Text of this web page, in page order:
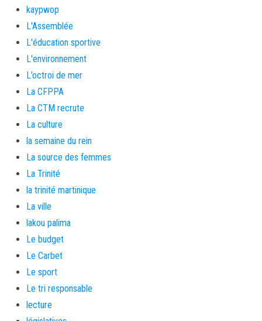
kaypwop
L'Assemblée
L'éducation sportive
L'environnement
L’octroi de mer
La CFPPA
La CTM recrute
La culture
la semaine du rein
La source des femmes
La Trinité
la trinité martinique
La ville
lakou palima
Le budget
Le Carbet
Le sport
Le tri responsable
lecture